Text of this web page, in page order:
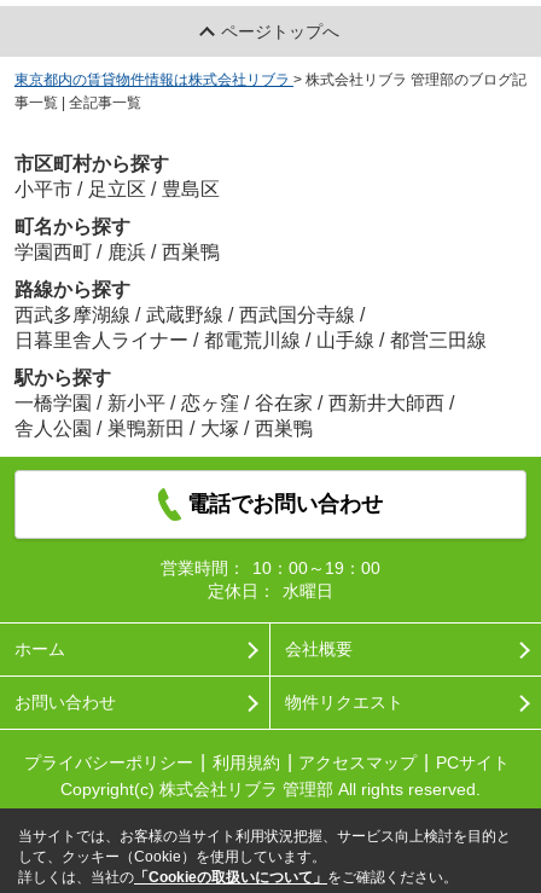
ページトップへ
東京都内の賃貸物件情報は株式会社リブラ > 株式会社リブラ 管理部のブログ記
事一覧 | 全記事一覧
市区町村から探す
小平市 / 足立区 / 豊島区
町名から探す
学園西町 / 鹿浜 / 西巣鴨
路線から探す
西武多摩湖線 / 武蔵野線 / 西武国分寺線 /
日暮里舎人ライナー / 都電荒川線 / 山手線 / 都営三田線
駅から探す
一橋学園 / 新小平 / 恋ヶ窪 / 谷在家 / 西新井大師西 /
舎人公園 / 巣鴨新田 / 大塚 / 西巣鴨
電話でお問い合わせ
営業時間：
10：00～19：00
定休日：
水曜日
ホーム 会社概要
お問い合わせ 物件リクエスト
プライバシーポリシー 利用規約 アクセスマップ
PCサイト
Copyright(c) 株式会社リブラ 管理部 All rights reserved.
当サイトでは、お客様の当サイト利用状況把握、サービス向上検討を目的と
して、クッキー（Cookie）を使用しています。
詳しくは、当社の 「Cookieの取扱いについて」 をご確認ください。